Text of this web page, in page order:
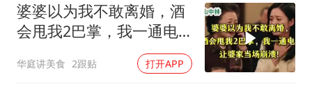
婆婆以为我不敢离婚，酒
会甩我2巴掌，我一通电
华庭讲美食 2跟贴 打开APP